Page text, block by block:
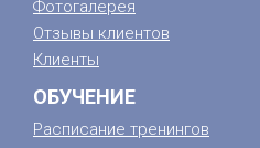
Фотогалерея
Отзывы клиентов
Клиенты
ОБУЧЕНИЕ
Расписание тренингов